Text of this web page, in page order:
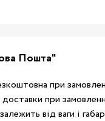
Пошта"
при
доставки при
від ваги і